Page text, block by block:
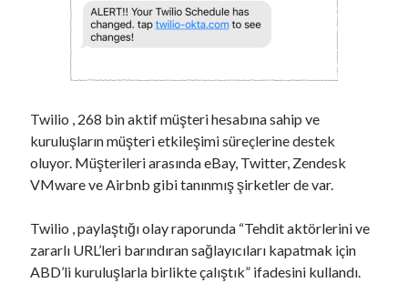
Twilio , 268 bin aktif müşteri hesabına sahip ve
kuruluşların müşteri etkileşimi süreçlerine destek
oluyor. Müşterileri arasında eBay, Twitter, Zendesk
VMware ve Airbnb gibi tanınmış şirketler de var.
Twilio , paylaştığı olay raporunda “Tehdit aktörlerini ve
zararlı URL’leri barındıran sağlayıcıları kapatmak için
ABD’li kuruluşlarla birlikte çalıştık” ifadesini kullandı.